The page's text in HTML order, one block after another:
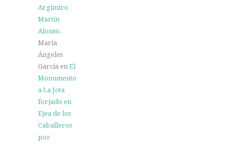
Argimiro
Martín
Alonso.
María
Ángeles
García en El
Monumento
a La Jota
forjado en
Ejea de los
Caballeros
por